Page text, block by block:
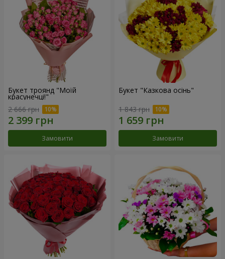
Букет троянд "Моїй
красунечці!"
2 666 грн
Замовити
Букет "Казкова осінь"
1 843 грн
Замовити